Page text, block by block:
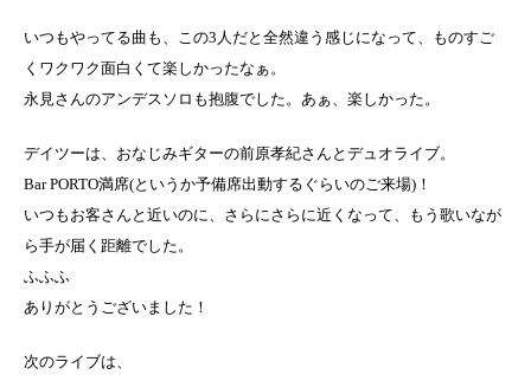
いつもやってる曲も、この3人だと全然違う感じになって、ものすご
くワクワク面白くて楽しかったなぁ。
永見さんのアンデスソロも抱腹でした。あぁ、楽しかった。
デイツーは、おなじみギターの前原孝紀さんとデュオライブ。
Bar PORTO満席(というか予備席出動するぐらいのご来場)！
いつもお客さんと近いのに、さらにさらに近くなって、もう歌いなが
ら手が届く距離でした。
ふふふ
ありがとうございました！
次のライブは、